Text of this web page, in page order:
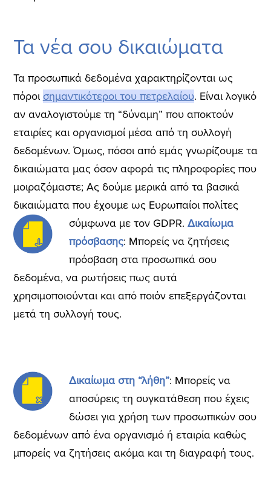
Τα νέα σου δικαιώματα
Τα προσωπικά δεδομένα χαρακτηρίζονται ως
πόροι σημαντικότεροι του πετρελαίου. Είναι λογικό
αν αναλογιστούμε τη “δύναμη” που αποκτούν
εταιρίες και οργανισμοί μέσα από τη συλλογή
δεδομένων. Όμως, πόσοι από εμάς γνωρίζουμε τα
δικαιώματα μας όσον αφορά τις πληροφορίες που
μοιραζόμαστε; Ας δούμε μερικά από τα βασικά
δικαιώματα που έχουμε ως Ευρωπαίοι πολίτες
σύμφωνα με τον GDPR. Δικαίωμα
πρόσβασης: Μπορείς να ζητήσεις
πρόσβαση στα προσωπικά σου
δεδομένα, να ρωτήσεις πως αυτά
χρησιμοποιούνται και από ποιόν επεξεργάζονται
μετά τη συλλογή τους.
Δικαίωμα στη “λήθη”: Μπορείς να
αποσύρεις τη συγκατάθεση που έχεις
δώσει για χρήση των προσωπικών σου
δεδομένων από ένα οργανισμό ή εταιρία καθώς
μπορείς να ζητήσεις ακόμα και τη διαγραφή τους.